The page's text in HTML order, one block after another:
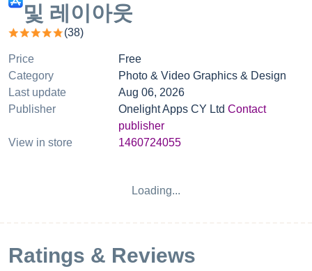
Pricing
및 레이아웃
(38)
Price
Free
Category
Photo & Video Graphics & Design
Last update
Aug 06, 2026
Publisher
Onelight Apps CY Ltd Contact
publisher
View in store
1460724055
Loading...
Ratings & Reviews